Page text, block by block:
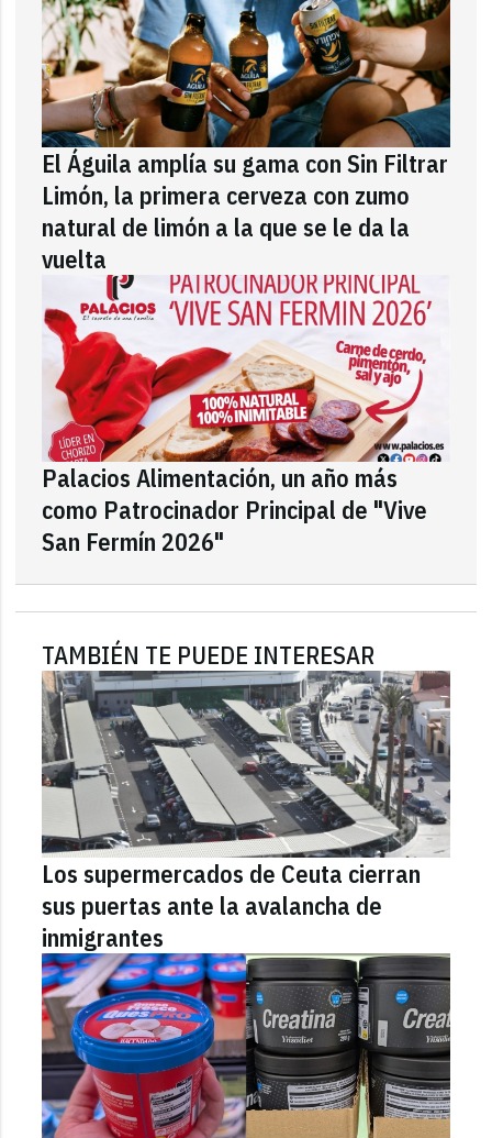
El Águila amplía su gama con Sin Filtrar
Limón, la primera cerveza con zumo
natural de limón a la que se le da la
vuelta
Palacios Alimentación, un año más
como Patrocinador Principal de "Vive
San Fermín 2026"
TAMBIÉN TE PUEDE INTERESAR
Los supermercados de Ceuta cierran
sus puertas ante la avalancha de
inmigrantes